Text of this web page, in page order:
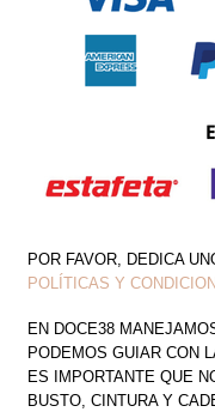
CANTIDAD
POR FAVOR, DEDICA
POLÍTICAS Y
EN DOCE38
PODEMOS GUIAR CON
ES IMPORTANTE QUE
BUSTO, CINTURA Y